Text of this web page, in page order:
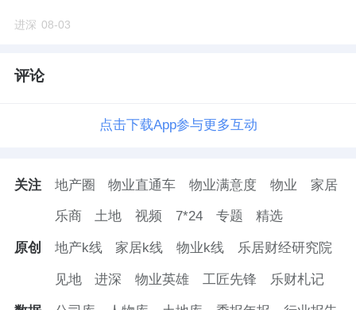
进深 08-03
评论
点击下载App参与更多互动
关注 地产圈 物业直通车 物业满意度 物业 家居
乐商 土地 视频 7*24 专题 精选
原创 地产k线 家居k线 物业k线 乐居财经研究院
见地 进深 物业英雄 工匠先锋 乐财札记